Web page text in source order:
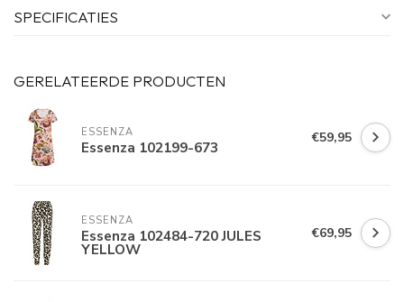
SPECIFICATIES
GERELATEERDE PRODUCTEN
ESSENZA
Essenza 102199-673 €59,95
ESSENZA
Essenza 102484-720 JULES
YELLOW
€69,95